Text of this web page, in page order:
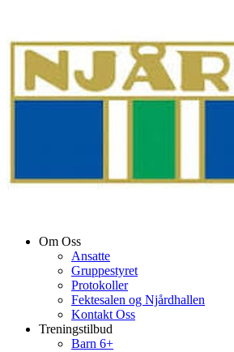
Om Oss
Ansatte
Gruppestyret
Protokoller
Fektesalen og Njårdhallen
Kontakt Oss
Treningstilbud
Barn 6+